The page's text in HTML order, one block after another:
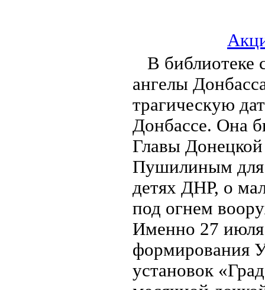
В библиотеке
ангелы
трагическую
Донбассе. Она
Главы
Пушилиным для
детях ДНР, о
под огнем
Именно 27 июля
формирования
установок